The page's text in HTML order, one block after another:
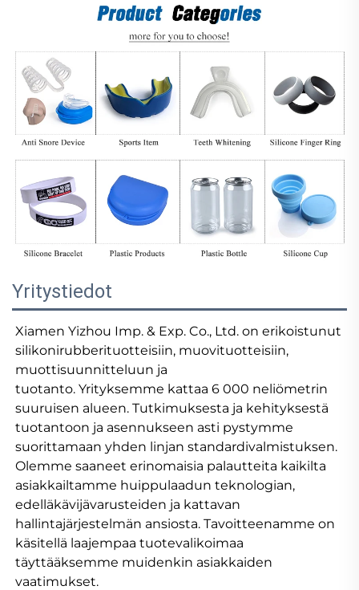
Yritystiedot
Xiamen Yizhou Imp. & Exp. Co., Ltd. on erikoistunut
silikonirubberituotteisiin, muovituotteisiin,
muottisuunnitteluun ja
tuotanto. Yrityksemme kattaa 6 000 neliömetrin
suuruisen alueen. Tutkimuksesta ja kehityksestä
tuotantoon ja asennukseen asti pystymme
suorittamaan yhden linjan standardivalmistuksen.
Olemme saaneet erinomaisia palautteita kaikilta
asiakkailtamme huippulaadun teknologian,
edelläkävijävarusteiden ja kattavan
hallintajärjestelmän ansiosta. Tavoitteenamme on
käsitellä laajempaa tuotevalikoimaa
täyttääksemme muidenkin asiakkaiden
vaatimukset.